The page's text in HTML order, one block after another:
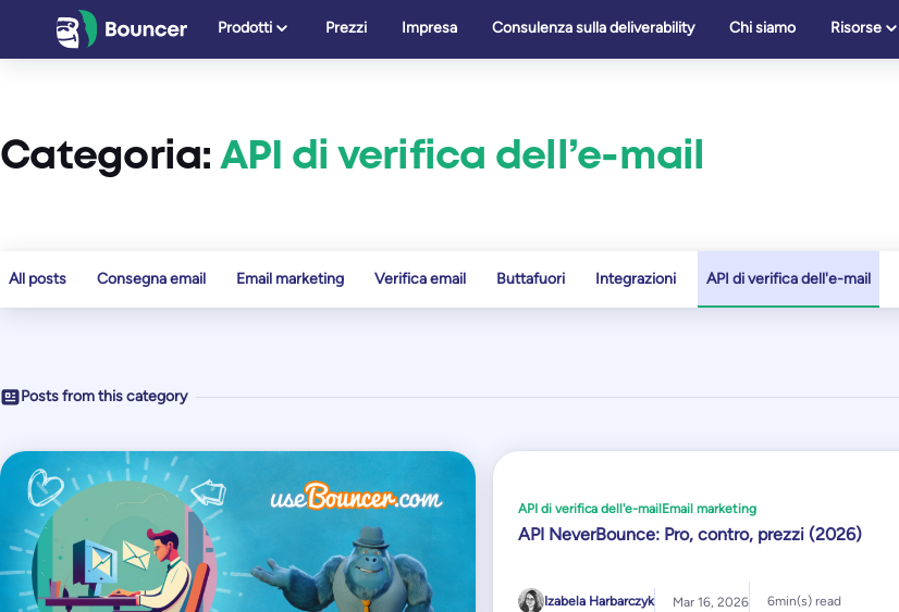
Prodotti Prezzi Impresa Consulenza sulla deliverability Chi siamo Risorse
Categoria: API di verifica dell’e-mail
All posts Consegna email Email marketing Verifica email Buttafuori Integrazioni API di verifica dell'e-mail
Posts from this category
API di verifica dell'e-mail Email marketing
API NeverBounce: Pro, contro, prezzi (2026)
Izabela Harbarczyk Mar 16, 2026 6min(s) read